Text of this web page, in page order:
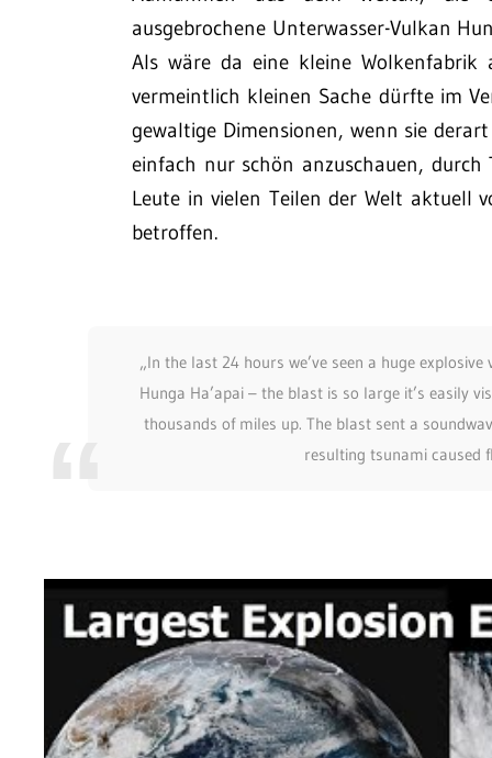
ausgebrochene Unterwasser-Vulkan
Als wäre da eine kleine Wolkenfabrik
vermeintlich kleinen Sache dürfte im
gewaltige Dimensionen, wenn sie
einfach nur schön anzuschauen,
Leute in vielen Teilen der Welt aktuell
betroffen.
„In the last 24 hours we’ve seen a huge
Hunga Ha’apai – the blast is so large it’s easily
thousands of miles up. The blast sent a
resulting tsunami caused